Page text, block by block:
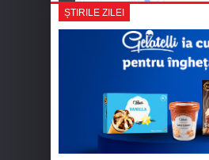
ȘTIRILE ZILEI